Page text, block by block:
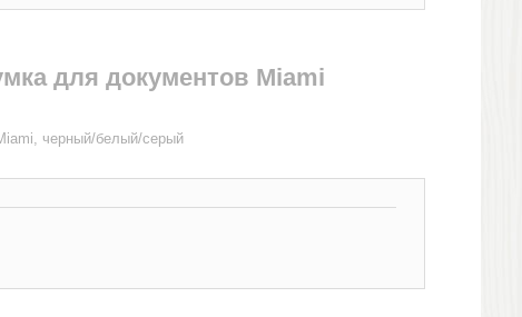
для документов Miami
черный/белый/серый